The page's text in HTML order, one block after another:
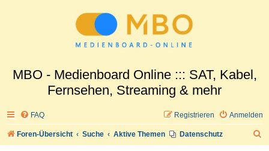
MBO - Medienboard Online ::: SAT, Kabel,
Fernsehen, Streaming & mehr
FAQ Anmelden
Registrieren
Foren-Übersicht Suche Aktive Themen Datenschutz